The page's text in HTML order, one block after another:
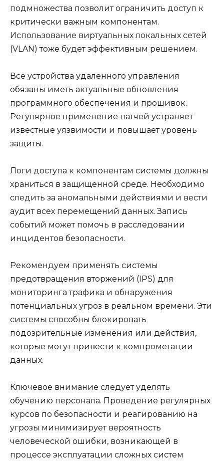
подмножества позволит ограничить доступ к
критически важным компонентам.
Использование виртуальных локальных сетей
(VLAN) тоже будет эффективным решением.
Все устройства удаленного управления
обязаны иметь актуальные обновления
программного обеспечения и прошивок.
Регулярное применение патчей устраняет
известные уязвимости и повышает уровень
защиты.
Логи доступа к компонентам системы должны
храниться в защищенной среде. Необходимо
следить за аномальными действиями и вести
аудит всех перемещений данных. Запись
событий может помочь в расследовании
инцидентов безопасности.
Рекомендуем применять системы
предотвращения вторжений (IPS) для
мониторинга трафика и обнаружения
потенциальных угроз в реальном времени. Эти
системы способны блокировать
подозрительные изменения или действия,
которые могут привести к компрометации
данных.
Ключевое внимание следует уделять
обучению персонала. Проведение регулярных
курсов по безопасности и реагированию на
угрозы минимизирует вероятность
человеческой ошибки, возникающей в
процессе эксплуатации сложных систем